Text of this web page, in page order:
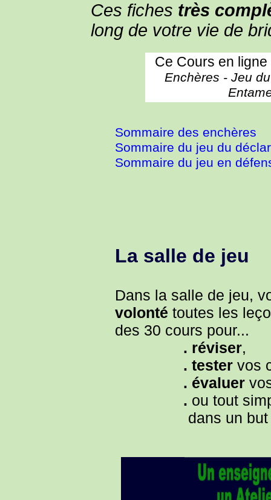
Ces fiches très
long de votre vie de
Ce Cours en
Enchères - Jeu
Sommaire des enchères
Sommaire du jeu du
Sommaire du jeu en
La salle de jeu
Dans la salle de jeu,
volonté toutes les
des 30 cours pour...
. réviser,
. testervos
. évaluer
. ou tout
dans un